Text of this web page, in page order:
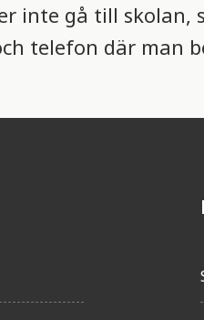
inte gå till skolan,
telefon där man